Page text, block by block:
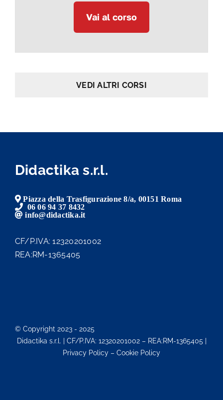
Vai al corso
VEDI ALTRI CORSI
Didactika s.r.l.
Piazza della Trasfigurazione 8/a, 00151 Roma
06 06 94 37 8432
info@didactika.it
CF/P.IVA: 12320201002
REA:RM-1365405
© Copyright 2023 - 2025
Didactika s.r.l. | CF/P.IVA: 12320201002 – REA:RM-1365405 |
Privacy Policy – Cookie Policy